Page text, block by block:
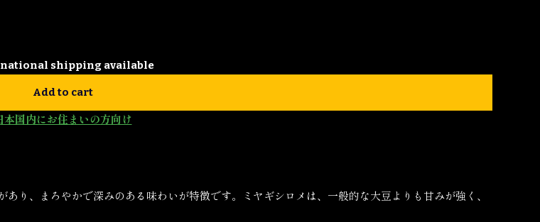
shipping available
Add to cart
本国内にお住まいの方向け
り、まろやかで深みのある味わいが特徴です。ミヤギシロメは、一般的な大豆よりも甘みが強く、